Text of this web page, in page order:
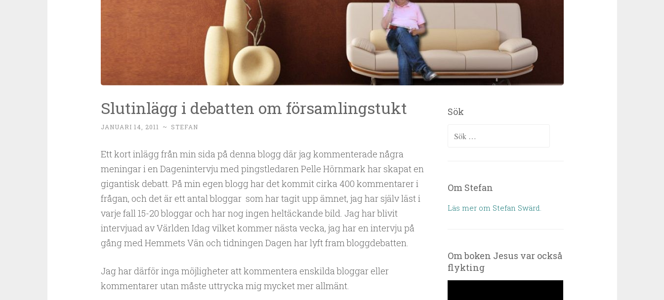
Slutinlägg i debatten om församlingstukt
JANUARI 14, 2011 ~ STEFAN
Ett kort inlägg från min sida på denna blogg där jag kommenterade några
meningar i en Dagenintervju med pingstledaren Pelle Hörnmark har skapat en
gigantisk debatt. På min egen blogg har det kommit cirka 400 kommentarer i
frågan, och det är ett antal bloggar som har tagit upp ämnet, jag har själv läst i
varje fall 15-20 bloggar och har nog ingen heltäckande bild. Jag har blivit
intervjuad av Världen Idag vilket kommer nästa vecka, jag har en intervju på
gång med Hemmets Vän och tidningen Dagen har lyft fram bloggdebatten.
Jag har därför inga möjligheter att kommentera enskilda bloggar eller
kommentarer utan måste uttrycka mig mycket mer allmänt.
Sök
Sök efter:
Om Stefan
Läs mer om Stefan Swärd.
Om boken Jesus var också
flykting